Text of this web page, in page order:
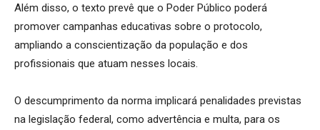
Além disso, o texto prevê que o Poder Público poderá
promover campanhas educativas sobre o protocolo,
ampliando a conscientização da população e dos
profissionais que atuam nesses locais.
O descumprimento da norma implicará penalidades previstas
na legislação federal, como advertência e multa, para os